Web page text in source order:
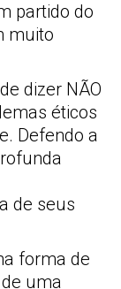
partido do
muito
dizer NÃO
éticos
Defendo a
de seus
forma de
uma